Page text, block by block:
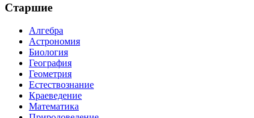
Старшие
Алгебра
Астрономия
Биология
География
Геометрия
Естествознание
Краеведение
Математика